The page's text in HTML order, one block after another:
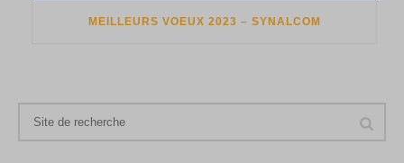
MEILLEURS VOEUX 2023 – SYNALCOM